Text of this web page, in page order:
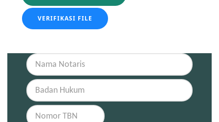
VERIFIKASI FILE